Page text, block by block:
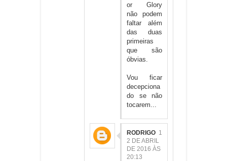
or Glory
não podem
faltar além
das duas
primeiras
que são
óbvias.
Vou ficar
decepciona
do se não
tocarem...
RODRIGO 1
2 DE ABRIL
DE 2016 ÀS
20:13